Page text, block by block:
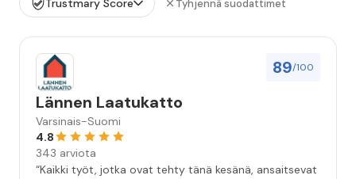
Trustmary Score
Tyhjennä suodattimet
89/100
Lännen Laatukatto
Varsinais-Suomi
4.8
343 arviota
“Kaikki työt, jotka ovat tehty tänä kesänä, ansaitsevat